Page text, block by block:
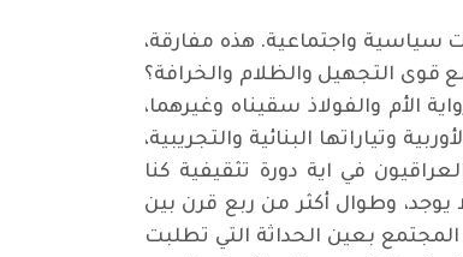
سياسية واجتماعية. هذه مفارقة،
قوى التجهيل والظلام والخرافة؟
الأم والفولاذ سقيناه وغيرهما،
وتياراتها البنائية والتجريبية،
في اية دورة تثقيفية كنا
يوجد، وطوال أكثر من ربع قرن بين
بعين الحداثة التي تطلبت